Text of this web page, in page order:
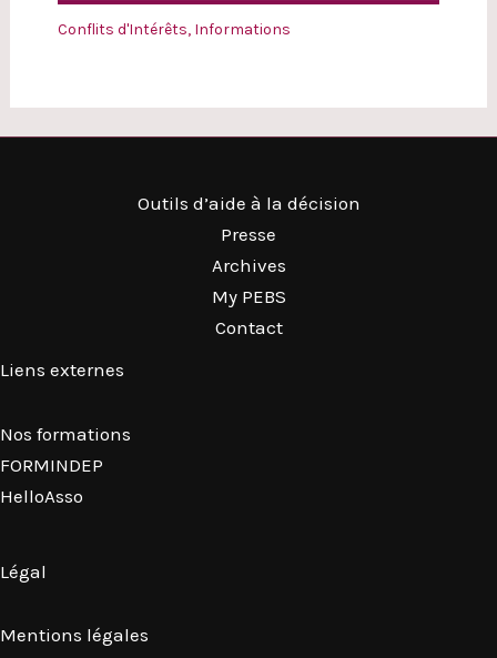
Conflits d'Intérêts, Informations
Outils d’aide à la décision
Presse
Archives
My PEBS
Contact
Liens externes
Nos formations
FORMINDEP
HelloAsso
Légal
Mentions légales